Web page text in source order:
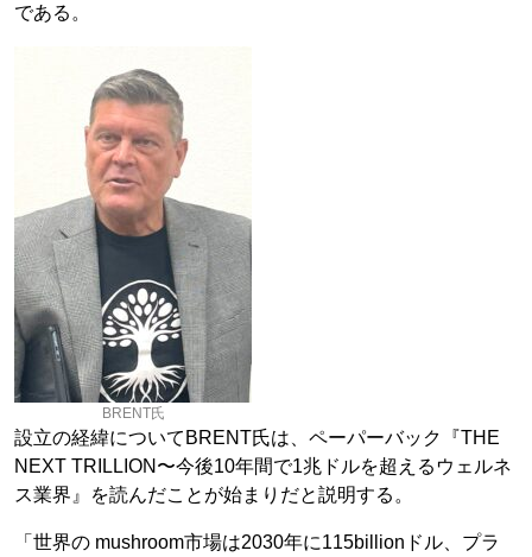
である。
BRENT氏
設立の経緯についてBRENT氏は、ペーパーバック『THE
NEXT TRILLION〜今後10年間で1兆ドルを超えるウェルネ
ス業界』を読んだことが始まりだと説明する。
「世界の mushroom市場は2030年に115billionドル、プラ